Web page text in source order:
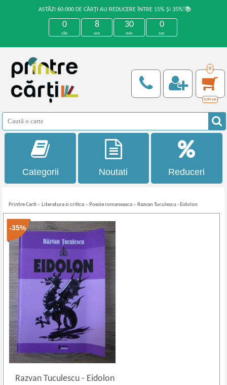
ASTĂZI 60.000 DE CĂRȚI AU REDUCERE ÎNTRE 15% ȘI 35%!📚
0
zile
8
ore
30
min
0
sec
0
0,00 Lei
Categorii Noutati Reduceri
Printre Carti » Literatura si critica » Poezie romaneasca » Razvan Tuculescu - Eidolon
-35%
Razvan Tuculescu- Eidolon